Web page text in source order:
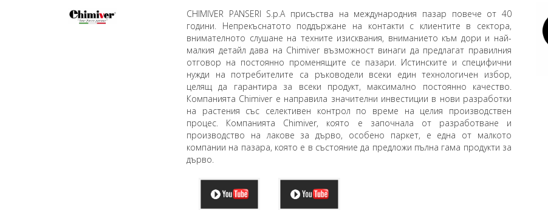
CHIMIVER PANSERI S.p.A присъства на международния пазар повече от 40
години. Непрекъснатото поддържане на контакти с клиентите в сектора,
внимателното слушане на техните изисквания, вниманието към дори и най-
малкия детайл дава на Chimiver възможност винаги да предлагат правилния
отговор на постоянно променящите се пазари. Истинските и специфични
нужди на потребителите са ръководели всеки един технологичен избор,
целящ да гарантира за всеки продукт, максимално постоянно качество.
Компанията Chimiver е направила значителни инвестиции в нови разработки
на растения със селективен контрол по време на целия производствен
процес. Компанията Chimiver, която е започнала от разработване и
производство на лакове за дърво, особено паркет, е една от малкото
компании на пазара, която е в състояние да предложи пълна гама продукти за
дърво.